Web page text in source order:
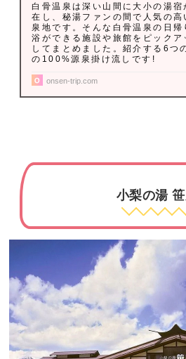
白骨温泉は深い山間に大小の湯宿
在し、秘湯ファンの間で人気の高
泉地です。そんな白骨温泉の日帰
浴ができる施設や旅館をピックア
してまとめました。紹介する6つ
の100%源泉掛け流しです!
onsen-trip.com
小梨の湯